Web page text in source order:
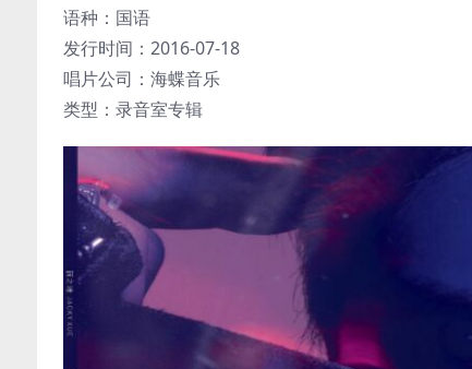
语种：国语
发行时间：2016-07-18
唱片公司：海蝶音乐
类型：录音室专辑